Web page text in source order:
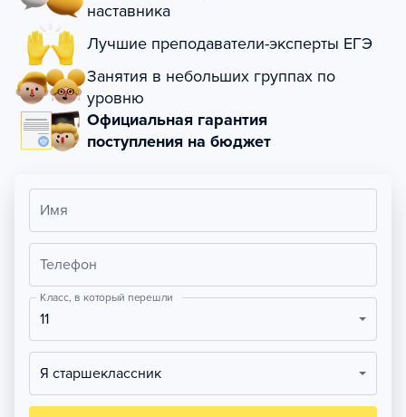
наставника
Лучшие преподаватели-эксперты ЕГЭ
Занятия в небольших группах по
уровню
Официальная гарантия
поступления на бюджет
Имя
Телефон
Класс, в который перешли
11
Я старшеклассник